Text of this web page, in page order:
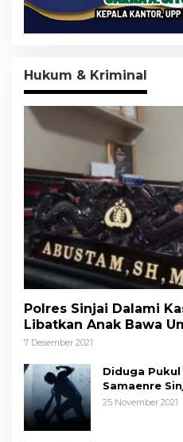
Hukum & Kriminal
Polres Sinjai Dalami
Libatkan Anak Bawa
7 Desember 2021
Diduga Pukul
Samaenre
25 November 2021